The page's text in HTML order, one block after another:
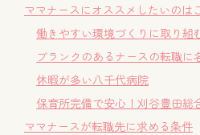
ママナースにオススメしたいのは
働きやすい環境づくりに取り組
ブランクのあるナースの転職に
ママナースが転職先に求める条件
休暇が多い八千代病院
保育所完備で安心！刈谷豊田総